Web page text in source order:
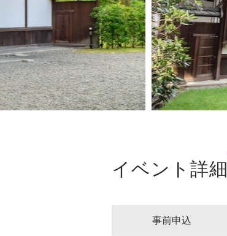
イベント詳細
事前申込